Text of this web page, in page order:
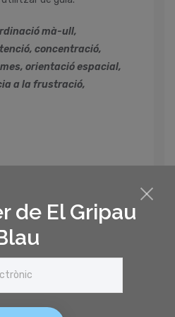
de El Gripau
mà-ull,
concentració,
orientació espacial,
a la frustració,
FSC.